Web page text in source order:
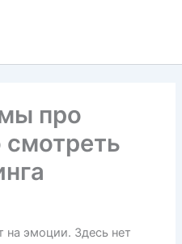
про
смотреть
на эмоции. Здесь нет